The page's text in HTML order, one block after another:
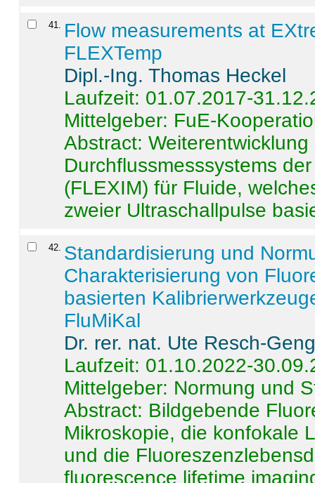
41. Flow measurements at
FLEXTemp
Dipl.-Ing. Thomas Heckel
Laufzeit: 01.07.2017-
Mittelgeber: FuE-
Abstract:
Durchflussmesssystems
(FLEXIM) für Fluide,
zweier Ultraschallpulse
42. Standardisierung und
Charakterisierung von
basierten
FluMiKal
Dr. rer. nat. Ute Resch-
Laufzeit: 01.10.2022-
Mittelgeber: Normung und
Abstract: Bildgebende
Mikroskopie, die konfokale
und die
fluorescence lifetime